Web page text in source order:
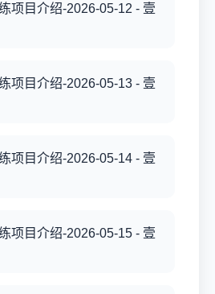
项目介绍-2026-05-12 - 壹
项目介绍-2026-05-13 - 壹
项目介绍-2026-05-14 - 壹
项目介绍-2026-05-15 - 壹